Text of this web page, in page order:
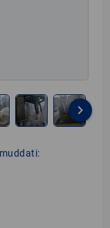
keyboard_arrow_right